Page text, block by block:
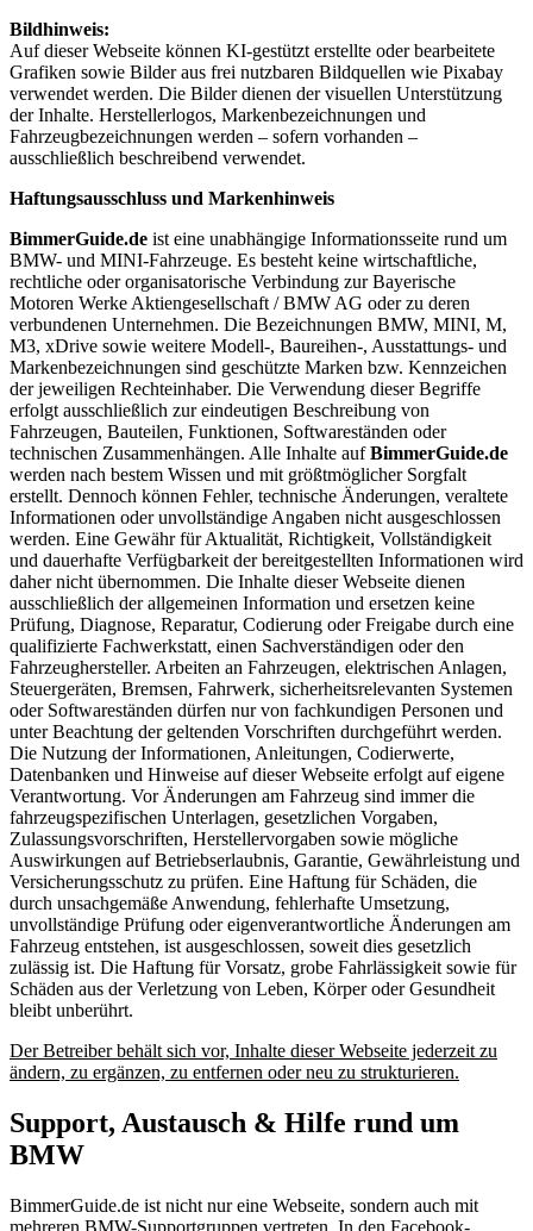
Bildhinweis:
Auf dieser Webseite können KI-gestützt erstellte oder bearbeitete
Grafiken sowie Bilder aus frei nutzbaren Bildquellen wie Pixabay
verwendet werden. Die Bilder dienen der visuellen Unterstützung
der Inhalte. Herstellerlogos, Markenbezeichnungen und
Fahrzeugbezeichnungen werden – sofern vorhanden –
ausschließlich beschreibend verwendet.
Haftungsausschluss und Markenhinweis
BimmerGuide.de ist eine unabhängige Informationsseite rund um
BMW- und MINI-Fahrzeuge. Es besteht keine wirtschaftliche,
rechtliche oder organisatorische Verbindung zur Bayerische
Motoren Werke Aktiengesellschaft / BMW AG oder zu deren
verbundenen Unternehmen. Die Bezeichnungen BMW, MINI, M,
M3, xDrive sowie weitere Modell-, Baureihen-, Ausstattungs- und
Markenbezeichnungen sind geschützte Marken bzw. Kennzeichen
der jeweiligen Rechteinhaber. Die Verwendung dieser Begriffe
erfolgt ausschließlich zur eindeutigen Beschreibung von
Fahrzeugen, Bauteilen, Funktionen, Softwareständen oder
technischen Zusammenhängen. Alle Inhalte aufBimmerGuide.de
werden nach bestem Wissen und mit größtmöglicher Sorgfalt
erstellt. Dennoch können Fehler, technische Änderungen, veraltete
Informationen oder unvollständige Angaben nicht ausgeschlossen
werden. Eine Gewähr für Aktualität, Richtigkeit, Vollständigkeit
und dauerhafte Verfügbarkeit der bereitgestellten Informationen wird
daher nicht übernommen. Die Inhalte dieser Webseite dienen
ausschließlich der allgemeinen Information und ersetzen keine
Prüfung, Diagnose, Reparatur, Codierung oder Freigabe durch eine
qualifizierte Fachwerkstatt, einen Sachverständigen oder den
Fahrzeughersteller. Arbeiten an Fahrzeugen, elektrischen Anlagen,
Steuergeräten, Bremsen, Fahrwerk, sicherheitsrelevanten Systemen
oder Softwareständen dürfen nur von fachkundigen Personen und
unter Beachtung der geltenden Vorschriften durchgeführt werden.
Die Nutzung der Informationen, Anleitungen, Codierwerte,
Datenbanken und Hinweise auf dieser Webseite erfolgt auf eigene
Verantwortung. Vor Änderungen am Fahrzeug sind immer die
fahrzeugspezifischen Unterlagen, gesetzlichen Vorgaben,
Zulassungsvorschriften, Herstellervorgaben sowie mögliche
Auswirkungen auf Betriebserlaubnis, Garantie, Gewährleistung und
Versicherungsschutz zu prüfen. Eine Haftung für Schäden, die
durch unsachgemäße Anwendung, fehlerhafte Umsetzung,
unvollständige Prüfung oder eigenverantwortliche Änderungen am
Fahrzeug entstehen, ist ausgeschlossen, soweit dies gesetzlich
zulässig ist. Die Haftung für Vorsatz, grobe Fahrlässigkeit sowie für
Schäden aus der Verletzung von Leben, Körper oder Gesundheit
bleibt unberührt.
Der Betreiber behält sich vor, Inhalte dieser Webseite jederzeit zu
ändern, zu ergänzen, zu entfernen oder neu zu strukturieren.
Support, Austausch & Hilfe rund um
BMW
BimmerGuide.de ist nicht nur eine Webseite, sondern auch mit